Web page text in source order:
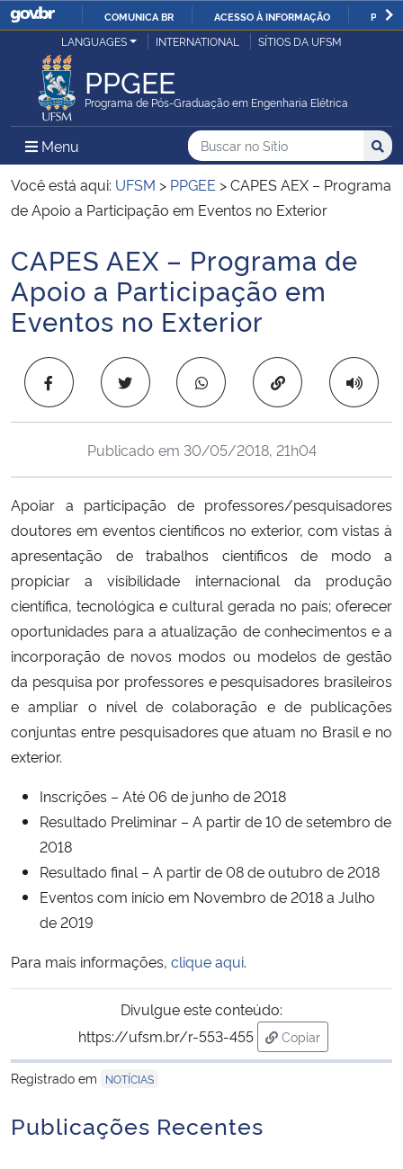
IR
COMUNICA BR ACESSO À INFORMAÇÃO
Ministério da Justiça e Segurança Pública
Ministério da Defesa
Ministério das Relações Exteriores
Ministério da Infraestrutura
Ministério da Agricultura, Pecuária e Abastecimento
Ministério da Educação
Ministério de Minas e Energia
Ministério da Ciência, Tecnologia, Inovações e Comunicações
Ministério do Meio Ambiente
Ministério do Turismo
Ministério do Desenvolvimento Regional
Controladoria-Geral da União
Ministério da Mulher, da Família e dos Direitos Humanos
Secretaria-Geral
Secretaria de Governo
Advocacia-Geral da União
Banco Central do Brasil
Planalto
LANGUAGES INTERNATIONAL SÍTIOS DA UFSM
PPGEE
Programa de Pós-Graduação em Engenharia Elétrica
Menu Menu Principal do Sítio
Busca
Buscar no no Sítio
Busca:
Você está aqui: UFSM > PPGEE >CAPES AEX – Programa
de Apoio a Participação em Eventos no Exterior
Início do conteúdo
CAPES AEX – Programa de
Apoio a Participação em
Eventos no Exterior
Copiar para área
Publicado em 30/05/2018, 21h04
Apoiar a participação de professores/pesquisadores
doutores em eventos científicos no exterior, com vistas à
apresentação de trabalhos científicos de modo a
propiciar a visibilidade internacional da produção
científica, tecnológica e cultural gerada no país; oferecer
oportunidades para a atualização de conhecimentos e a
incorporação de novos modos ou modelos de gestão
da pesquisa por professores e pesquisadores brasileiros
e ampliar o nível de colaboração e de publicações
conjuntas entre pesquisadores que atuam no Brasil e no
exterior.
Inscrições – Até 06 de junho de 2018
Resultado Preliminar – A partir de 10 de setembro de
2018
Resultado final – A partir de 08 de outubro de 2018
Eventos com início em Novembro de 2018 a Julho
de 2019
Para mais informações, clique aqui.
Divulgue este conteúdo:
https://ufsm.br/r-553-455
Copiar
para área de
Registrado em
NOTÍCIAS
Publicações Recentes